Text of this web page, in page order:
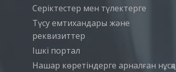
Серіктестер мен түлектерге
Түсу емтихандары және
реквизиттер
Iшкi портал
Нашар көретіндерге арналған нұсқа